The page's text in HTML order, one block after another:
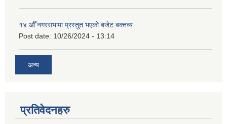
१४ औँ नगरसभामा प्रस्तुत भएको बजेट बक्तव्य
Post date: 10/26/2024 - 13:14
अन्य
प्रतिवेदनहरु